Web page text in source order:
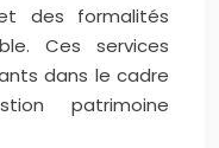
des formalités
Ces services
dans le cadre
patrimoine